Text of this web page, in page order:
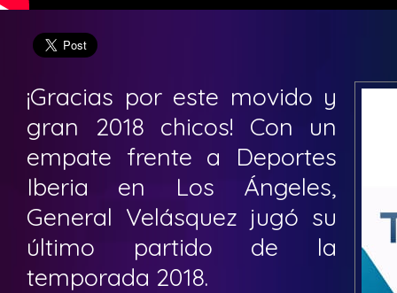
¡Gracias por este movido y
gran 2018 chicos! Con un
empate frente a Deportes
Iberia en Los Ángeles,
General Velásquez jugó su
último partido de la
temporada 2018.